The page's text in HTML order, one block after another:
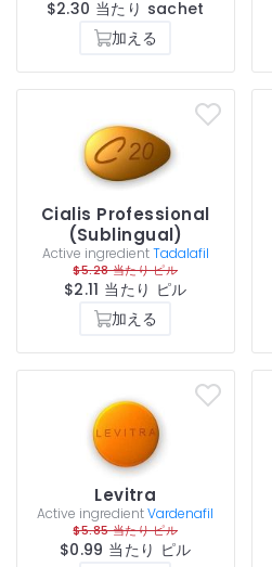
$2.30 当たり sachet
加える
Cialis Professional
(Sublingual)
Active ingredientTadalafil
$5.28 当たり ピル
$2.11 当たり ピル
加える
Levitra
Active ingredientVardenafil
$5.85 当たり ピル
$0.99 当たり ピル